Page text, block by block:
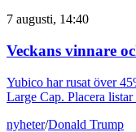
7 augusti, 14:40
Veckans vinnare
Yubico har rusat över
Large Cap. Placera
nyheter/Donald Trump